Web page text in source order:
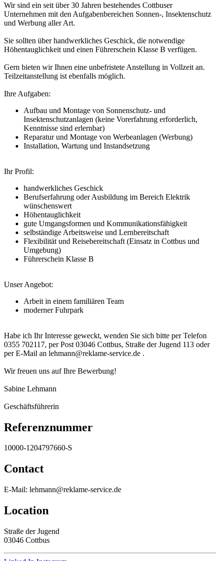
Wir sind ein seit über 30 Jahren bestehendes Cottbuser
Unternehmen mit den Aufgabenbereichen Sonnen-, Insektenschutz
und Werbung aller Art.
Sie sollten über handwerkliches Geschick, die notwendige
Höhentauglichkeit und einen Führerschein Klasse B verfügen.
Gern bieten wir Ihnen eine unbefristete Anstellung in Vollzeit an.
Teilzeitanstellung ist ebenfalls möglich.
Ihre Aufgaben:
Aufbau und Montage von Sonnenschutz- und
Insektenschutzanlagen (keine Vorerfahrung erforderlich,
Kenntnisse sind erlernbar)
Reparatur und Montage von Werbeanlagen (Werbung)
Installation, Wartung und Instandsetzung
Ihr Profil:
handwerkliches Geschick
Berufserfahrung oder Ausbildung im Bereich Elektrik
wünschenswert
Höhentauglichkeit
gute Umgangsformen und Kommunikationsfähigkeit
selbständige Arbeitsweise und Lernbereitschaft
Flexibilität und Reisebereitschaft (Einsatz in Cottbus und
Umgebung)
Führerschein Klasse B
Unser Angebot:
Arbeit in einem familiären Team
moderner Fuhrpark
Habe ich Ihr Interesse geweckt, wenden Sie sich bitte per Telefon
0355 702117, per Post 03046 Cottbus, Straße der Jugend 113 oder
per E-Mail an lehmann@reklame-service.de .
Wir freuen uns auf Ihre Bewerbung!
Sabine Lehmann
Geschäftsführerin
Referenznummer
10000-1204797660-S
Contact
E-Mail: lehmann@reklame-service.de
Location
Straße der Jugend
03046 Cottbus